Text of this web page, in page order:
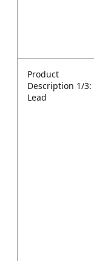
Product
Description 1/3:
Lead